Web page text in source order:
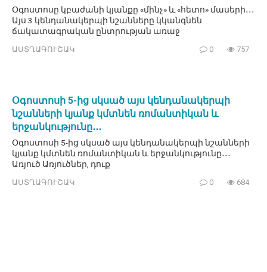
Օգոստոսը կբաժանի կյանքը «մինչ» և «հետո» մասերի․․․
Այս 3 կենդանակերպի նշանները կկանգնեն
ճակատագրական ընտրության առաջ
ԱՍՏՂԱԳՈՒՇԱԿ 0 757
Օգոստոսի 5-ից սկսած այս կենդանակերպի
նշանների կյանք կմտնեն ռոմանտիկան և
երջանկությունը․․․
Օգոստոսի 5-ից սկսած այս կենդանակերպի նշանների
կյանք կմտնեն ռոմանտիկան և երջանկությունը․․․
Առյուծ Առյուծներ, դուք
ԱՍՏՂԱԳՈՒՇԱԿ 0 684